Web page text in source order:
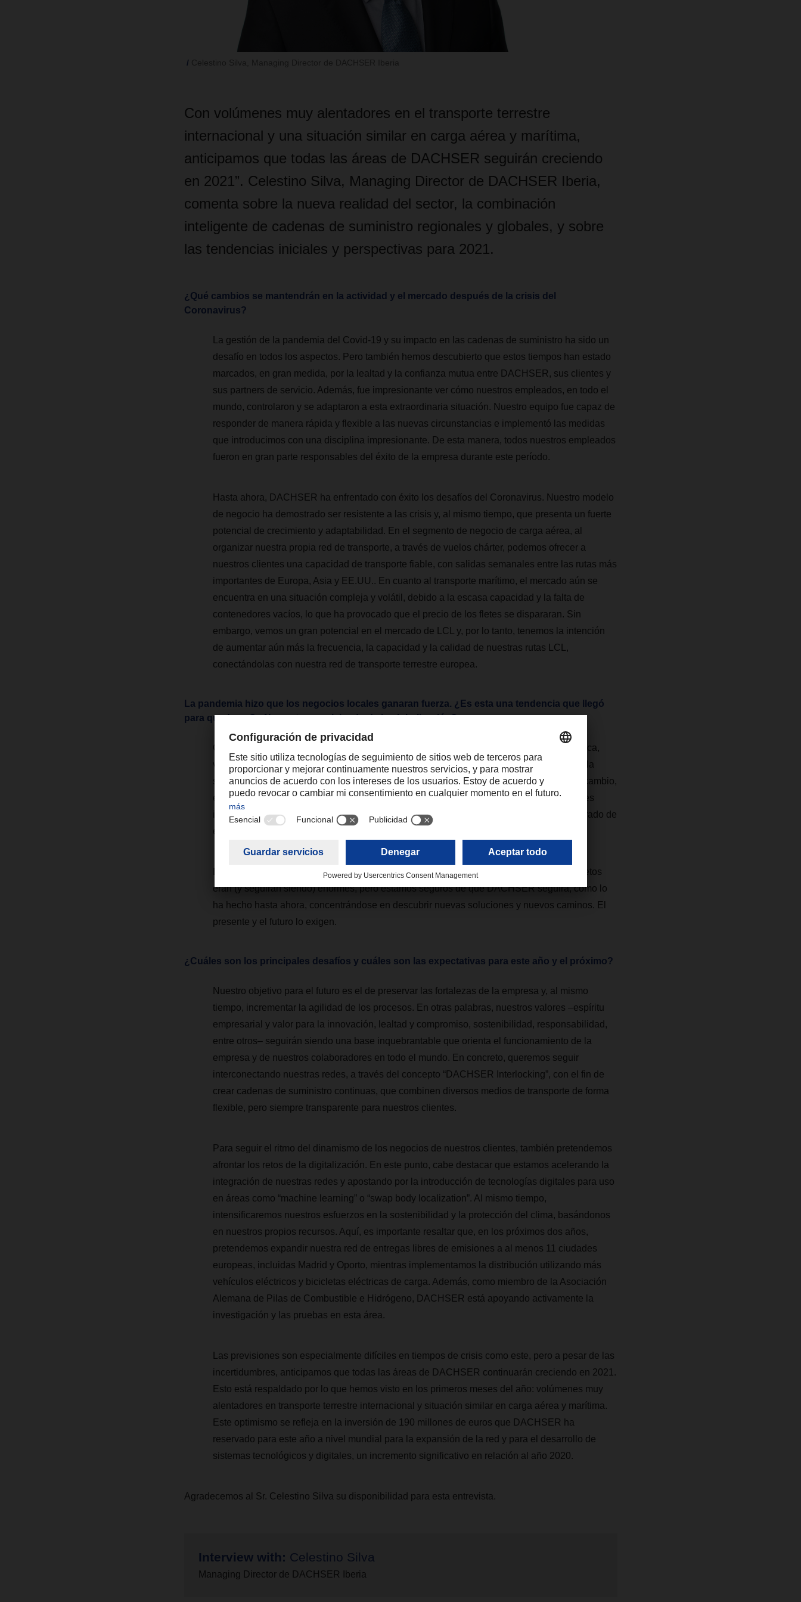
Con volúmenes muy alentadores en el transporte terrestre
internacional y una situación similar en carga aérea y marítima,
anticipamos que todas las áreas de DACHSER seguirán creciendo
en 2021”. Celestino Silva, Managing Director de DACHSER Iberia,
comenta sobre la nueva realidad del sector, la combinación
inteligente de cadenas de suministro regionales y globales, y sobre
las tendencias iniciales y perspectivas para 2021.
¿Qué cambios se mantendrán en la actividad y el mercado después de la crisis del
Coronavirus?
La gestión de la pandemia del Covid-19 y su impacto en las cadenas de suministro ha sido un
desafío en todos los aspectos. Pero también hemos descubierto que estos tiempos han estado
marcados, en gran medida, por la lealtad y la confianza mutua entre DACHSER, sus clientes y
sus partners de servicio. Además, fue impresionante ver cómo nuestros empleados, en todo el
mundo, controlaron y se adaptaron a esta extraordinaria situación. Nuestro equipo fue capaz de
responder de manera rápida y flexible a las nuevas circunstancias e implementó las medidas
que introducimos con una disciplina impresionante. De esta manera, todos nuestros empleados
fueron en gran parte responsables del éxito de la empresa durante este período.
Hasta ahora, DACHSER ha enfrentado con éxito los desafíos del Coronavirus. Nuestro modelo
de negocio ha demostrado ser resistente a las crisis y, al mismo tiempo, que presenta un fuerte
potencial de crecimiento y adaptabilidad. En el segmento de negocio de carga aérea, al
organizar nuestra propia red de transporte, a través de vuelos chárter, podemos ofrecer a
nuestros clientes una capacidad de transporte fiable, con salidas semanales entre las rutas más
importantes de Europa, Asia y EE.UU.. En cuanto al transporte marítimo, el mercado aún se
encuentra en una situación compleja y volátil, debido a la escasa capacidad y la falta de
contenedores vacíos, lo que ha provocado que el precio de los fletes se dispararan. Sin
embargo, vemos un gran potencial en el mercado de LCL y, por lo tanto, tenemos la intención
de aumentar aún más la frecuencia, la capacidad y la calidad de nuestras rutas LCL,
conectándolas con nuestra red de transporte terrestre europea.
La pandemia hizo que los negocios locales ganaran fuerza. ¿Es esta una tendencia que llegó
para quedarse? ¿Nos estamos alejando de la globalización?
Con base en la experiencia que hemos adquirido durante este período de crisis pandémica,
vemos una tendencia hacia estructuras más regionales en algunos sectores, como el de la
salud. Sin embargo, esto no significa que nos estemos alejando de la globalización. En cambio,
estamos trabajando en colaboración con nuestros clientes para desarrollar combinaciones
inteligentes entre las cadenas de suministro regionales y globales, que ofrecen un alto grado de
estabilidad y fiabilidad.
En tiempos de riesgo e incertidumbre, descubrimos nuevos caminos para el futuro. Los retos
eran (y seguirán siendo) enormes, pero estamos seguros de que DACHSER seguirá, como lo
ha hecho hasta ahora, concentrándose en descubrir nuevas soluciones y nuevos caminos. El
presente y el futuro lo exigen.
¿Cuáles son los principales desafíos y cuáles son las expectativas para este año y el próximo?
Nuestro objetivo para el futuro es el de preservar las fortalezas de la empresa y, al mismo
tiempo, incrementar la agilidad de los procesos. En otras palabras, nuestros valores –espíritu
empresarial y valor para la innovación, lealtad y compromiso, sostenibilidad, responsabilidad,
entre otros– seguirán siendo una base inquebrantable que orienta el funcionamiento de la
empresa y de nuestros colaboradores en todo el mundo. En concreto, queremos seguir
interconectando nuestras redes, a través del concepto “DACHSER Interlocking”, con el fin de
crear cadenas de suministro continuas, que combinen diversos medios de transporte de forma
flexible, pero siempre transparente para nuestros clientes.
Para seguir el ritmo del dinamismo de los negocios de nuestros clientes, también pretendemos
afrontar los retos de la digitalización. En este punto, cabe destacar que estamos acelerando la
integración de nuestras redes y apostando por la introducción de tecnologías digitales para uso
en áreas como “machine learning” o “swap body localization”. Al mismo tiempo,
intensificaremos nuestros esfuerzos en la sostenibilidad y la protección del clima, basándonos
en nuestros propios recursos. Aquí, es importante resaltar que, en los próximos dos años,
pretendemos expandir nuestra red de entregas libres de emisiones a al menos 11 ciudades
europeas, incluidas Madrid y Oporto, mientras implementamos la distribución utilizando más
vehículos eléctricos y bicicletas eléctricas de carga. Además, como miembro de la Asociación
Alemana de Pilas de Combustible e Hidrógeno, DACHSER está apoyando activamente la
investigación y las pruebas en esta área.
Las previsiones son especialmente difíciles en tiempos de crisis como este, pero a pesar de las
incertidumbres, anticipamos que todas las áreas de DACHSER continuarán creciendo en 2021.
Esto está respaldado por lo que hemos visto en los primeros meses del año: volúmenes muy
alentadores en transporte terrestre internacional y situación similar en carga aérea y marítima.
Este optimismo se refleja en la inversión de 190 millones de euros que DACHSER ha
reservado para este año a nivel mundial para la expansión de la red y para el desarrollo de
sistemas tecnológicos y digitales, un incremento significativo en relación al año 2020.
Agradecemos al Sr. Celestino Silva su disponibilidad para esta entrevista.
Interview with: Celestino Silva
Managing Director de DACHSER Iberia